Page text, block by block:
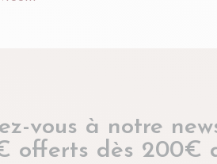
vous à notre
offerts dès 200€